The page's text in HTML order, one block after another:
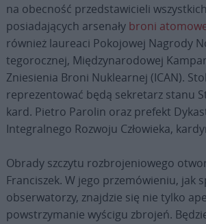
na obecność przedstawicieli
posiadających arsenały broni
również laureaci Pokojowej Nagrody
tegorocznej, Międzynarodowej
Zniesienia Broni Nuklearnej (ICAN).
reprezentować będą sekretarz stanu
kard. Pietro Parolin oraz prefekt
Integralnego Rozwoju Człowieka,
Obrady szczytu rozbrojeniowego
Franciszek. W jego przemówieniu, jak
obserwatorzy, znajdzie się nie tylko
powstrzymanie wyścigu zbrojeń.